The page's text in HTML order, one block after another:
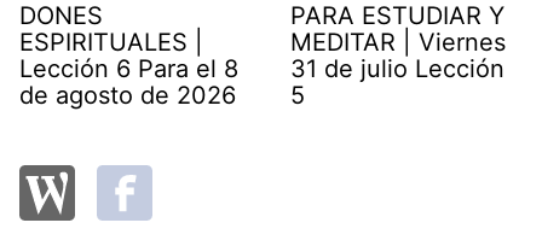
DONES
ESPIRITUALES |
Lección 6 Para el 8
de agosto de 2026
PARA ESTUDIAR Y
MEDITAR | Viernes
31 de julio Lección
5